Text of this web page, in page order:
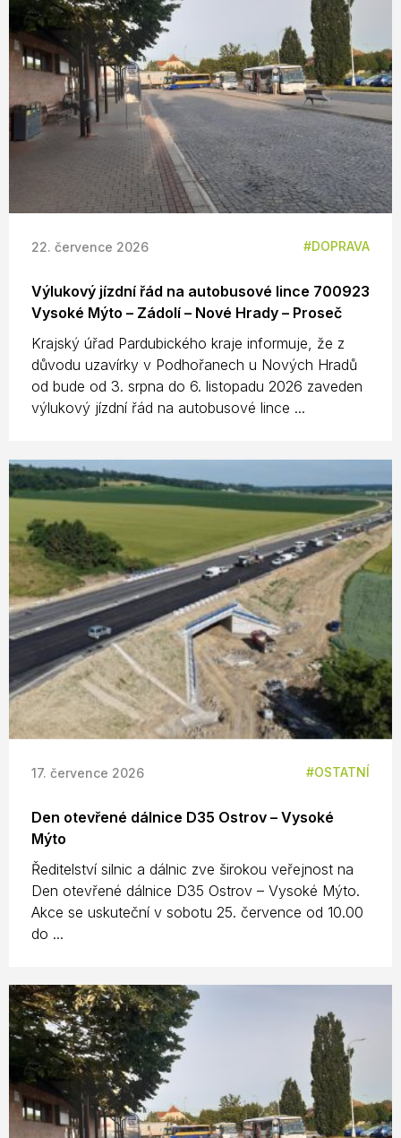
22. července 2026 DOPRAVA
Výlukový jízdní řád na autobusové lince 700923
Vysoké Mýto – Zádolí – Nové Hrady – Proseč
Krajský úřad Pardubického kraje informuje, že z
důvodu uzavírky v Podhořanech u Nových Hradů
od bude od 3. srpna do 6. listopadu 2026 zaveden
výlukový jízdní řád na autobusové lince ...
17. července 2026 OSTATNÍ
Den otevřené dálnice D35 Ostrov – Vysoké
Mýto
Ředitelství silnic a dálnic zve širokou veřejnost na
Den otevřené dálnice D35 Ostrov – Vysoké Mýto.
Akce se uskuteční v sobotu 25. července od 10.00
do ...